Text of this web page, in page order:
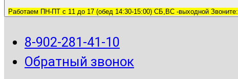
Работаем ПН-ПТ с 11 до 17 (обед 14:30-15:00) СБ,ВС -выходной Звоните:
8-902-281-41-10
Обратный звонок